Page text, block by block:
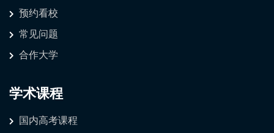
预约看校
常见问题
合作大学
学术课程
国内高考课程